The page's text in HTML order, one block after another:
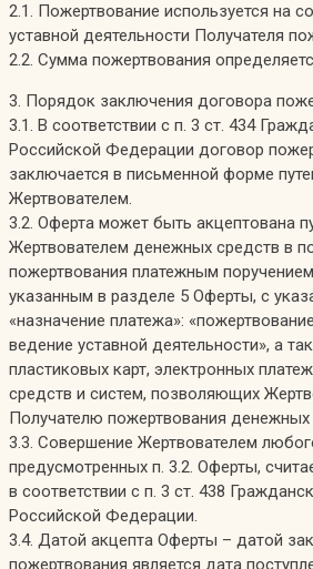
2.1. Пожертвование используется на
уставной деятельности Получателя
2.2. Сумма пожертвования
3. Порядок заключения договора
3.1. В соответствии с п. 3 ст. 434
Российской Федерации договор
заключается в письменной форме
Жертвователем.
3.2. Оферта может быть акцептована
Жертвователем денежных средств в
пожертвования платежным
указанным в разделе 5 Оферты, с
«назначение платежа»:
ведение уставной деятельности», а
пластиковых карт, электронных
средств и систем, позволяющих
Получателю пожертвования денежных
3.3. Совершение Жертвователем
предусмотренных п. 3.2. Оферты,
в соответствии с п. 3 ст. 438
Российской Федерации.
3.4. Датой акцепта Оферты – датой
пожертвования является дата